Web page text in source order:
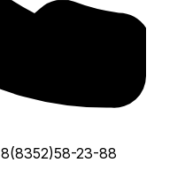
8(8352)58-23-88